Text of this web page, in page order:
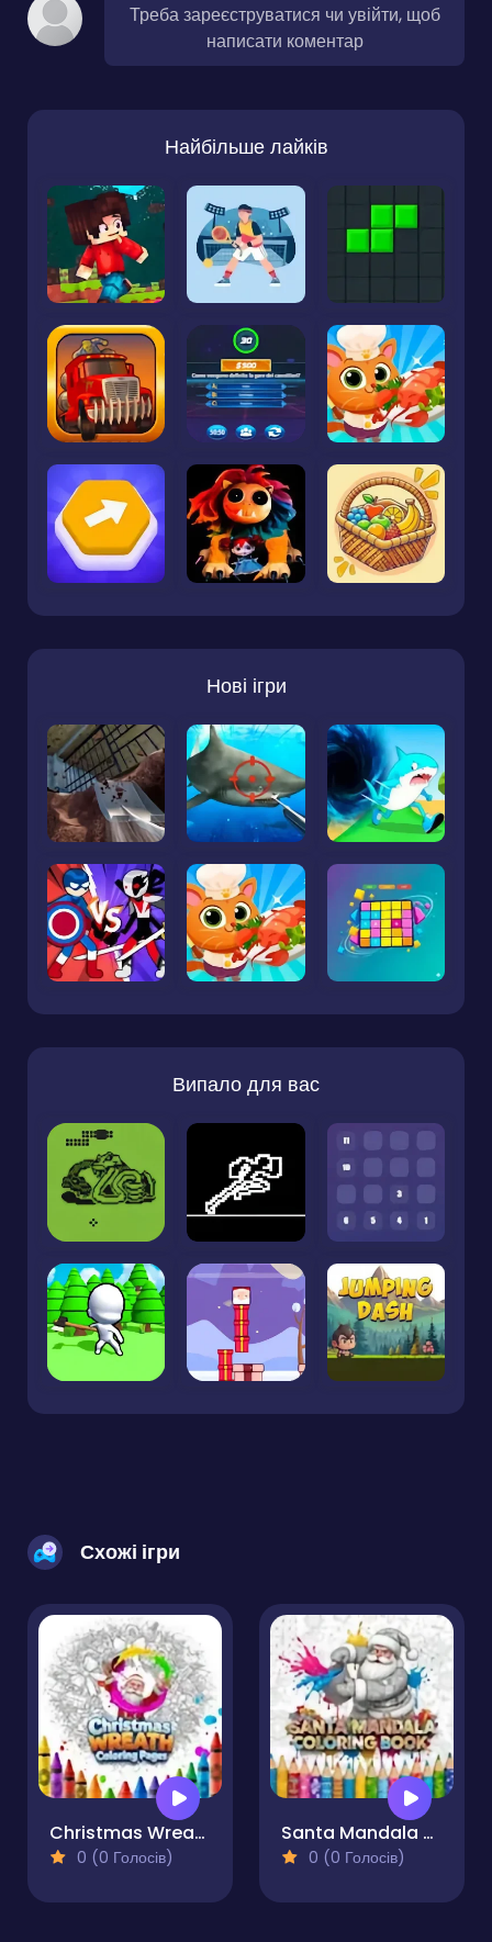
Треба зареєструватися чи увійти, щоб
написати коментар
Найбільше лайків
Нові ігри
Випало для вас
Схожі ігри
Christmas Wreath Coloring Pages
0 (0 Голосів)
Santa Mandala Coloring Book
0 (0 Голосів)